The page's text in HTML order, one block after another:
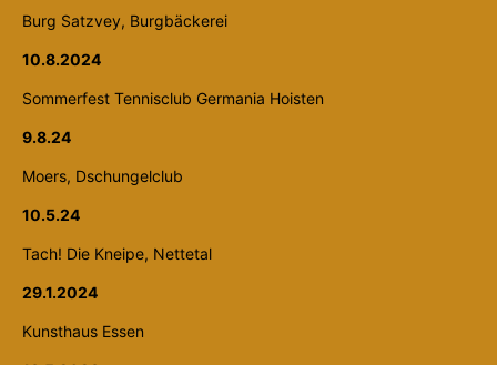
Burg Satzvey, Burgbäckerei
10.8.2024
Sommerfest Tennisclub Germania Hoisten
9.8.24
Moers, Dschungelclub
10.5.24
Tach! Die Kneipe, Nettetal
29.1.2024
Kunsthaus Essen